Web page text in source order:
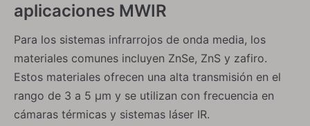
aplicaciones MWIR
Para los sistemas infrarrojos de onda media, los
materiales comunes incluyen ZnSe, ZnS y zafiro.
Estos materiales ofrecen una alta transmisión en el
rango de 3 a 5 µm y se utilizan con frecuencia en
cámaras térmicas y sistemas láser IR.